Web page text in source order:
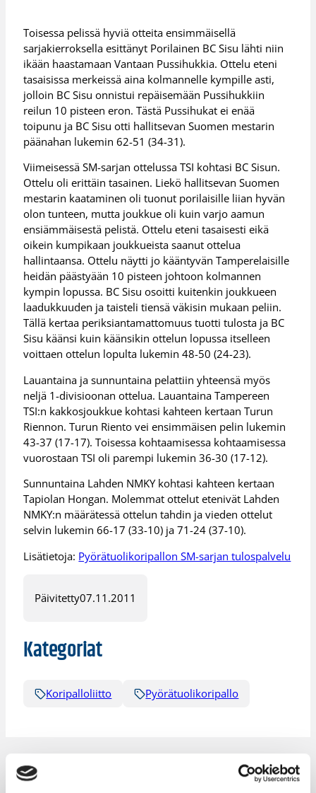
Toisessa pelissä hyviä otteita ensimmäisellä
sarjakierroksella esittänyt Porilainen BC Sisu lähti niin
ikään haastamaan Vantaan Pussihukkia. Ottelu eteni
tasaisissa merkeissä aina kolmannelle kympille asti,
jolloin BC Sisu onnistui repäisemään Pussihukkiin
reilun 10 pisteen eron. Tästä Pussihukat ei enää
toipunu ja BC Sisu otti hallitsevan Suomen mestarin
päänahan lukemin 62-51 (34-31).
Viimeisessä SM-sarjan ottelussa TSI kohtasi BC Sisun.
Ottelu oli erittäin tasainen. Liekö hallitsevan Suomen
mestarin kaataminen oli tuonut porilaisille liian hyvän
olon tunteen, mutta joukkue oli kuin varjo aamun
ensiämmäisestä pelistä. Ottelu eteni tasaisesti eikä
oikein kumpikaan joukkueista saanut ottelua
hallintaansa. Ottelu näytti jo kääntyvän Tamperelaisille
heidän päästyään 10 pisteen johtoon kolmannen
kympin lopussa. BC Sisu osoitti kuitenkin joukkueen
laadukkuuden ja taisteli tiensä väkisin mukaan peliin.
Tällä kertaa periksiantamattomuus tuotti tulosta ja BC
Sisu käänsi kuin käänsikin ottelun lopussa itselleen
voittaen ottelun lopulta lukemin 48-50 (24-23).
Lauantaina ja sunnuntaina pelattiin yhteensä myös
neljä 1-divisioonan ottelua. Lauantaina Tampereen
TSI:n kakkosjoukkue kohtasi kahteen kertaan Turun
Riennon. Turun Riento vei ensimmäisen pelin lukemin
43-37 (17-17). Toisessa kohtaamisessa kohtaamisessa
vuorostaan TSI oli parempi lukemin 36-30 (17-12).
Sunnuntaina Lahden NMKY kohtasi kahteen kertaan
Tapiolan Hongan. Molemmat ottelut etenivät Lahden
NMKY:n määrätessä ottelun tahdin ja vieden ottelut
selvin lukemin 66-17 (33-10) ja 71-24 (37-10).
Lisätietoja: Pyörätuolikoripallon SM-sarjan tulospalvelu
Päivitetty07.11.2011
Kategoriat
Koripalloliitto Pyörätuolikoripallo
Katso myös